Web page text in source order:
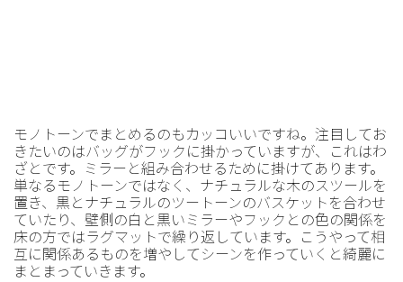
モノトーンでまとめるのもカッコいいですね。注目してお
きたいのはバッグがフックに掛かっていますが、これはわ
ざとです。ミラーと組み合わせるために掛けてあります。
単なるモノトーンではなく、ナチュラルな木のスツールを
置き、黒とナチュラルのツートーンのバスケットを合わせ
ていたり、壁側の白と黒いミラーやフックとの色の関係を
床の方ではラグマットで繰り返しています。こうやって相
互に関係あるものを増やしてシーンを作っていくと綺麗に
まとまっていきます。